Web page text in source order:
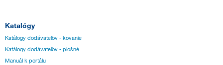
Katalógy
Katálogy dodávateľov - kovanie
Katálogy dodávateľov - plošné
Manuál k portálu